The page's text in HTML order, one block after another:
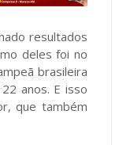
resultados
deles foi no
brasileira
anos. E isso
que também